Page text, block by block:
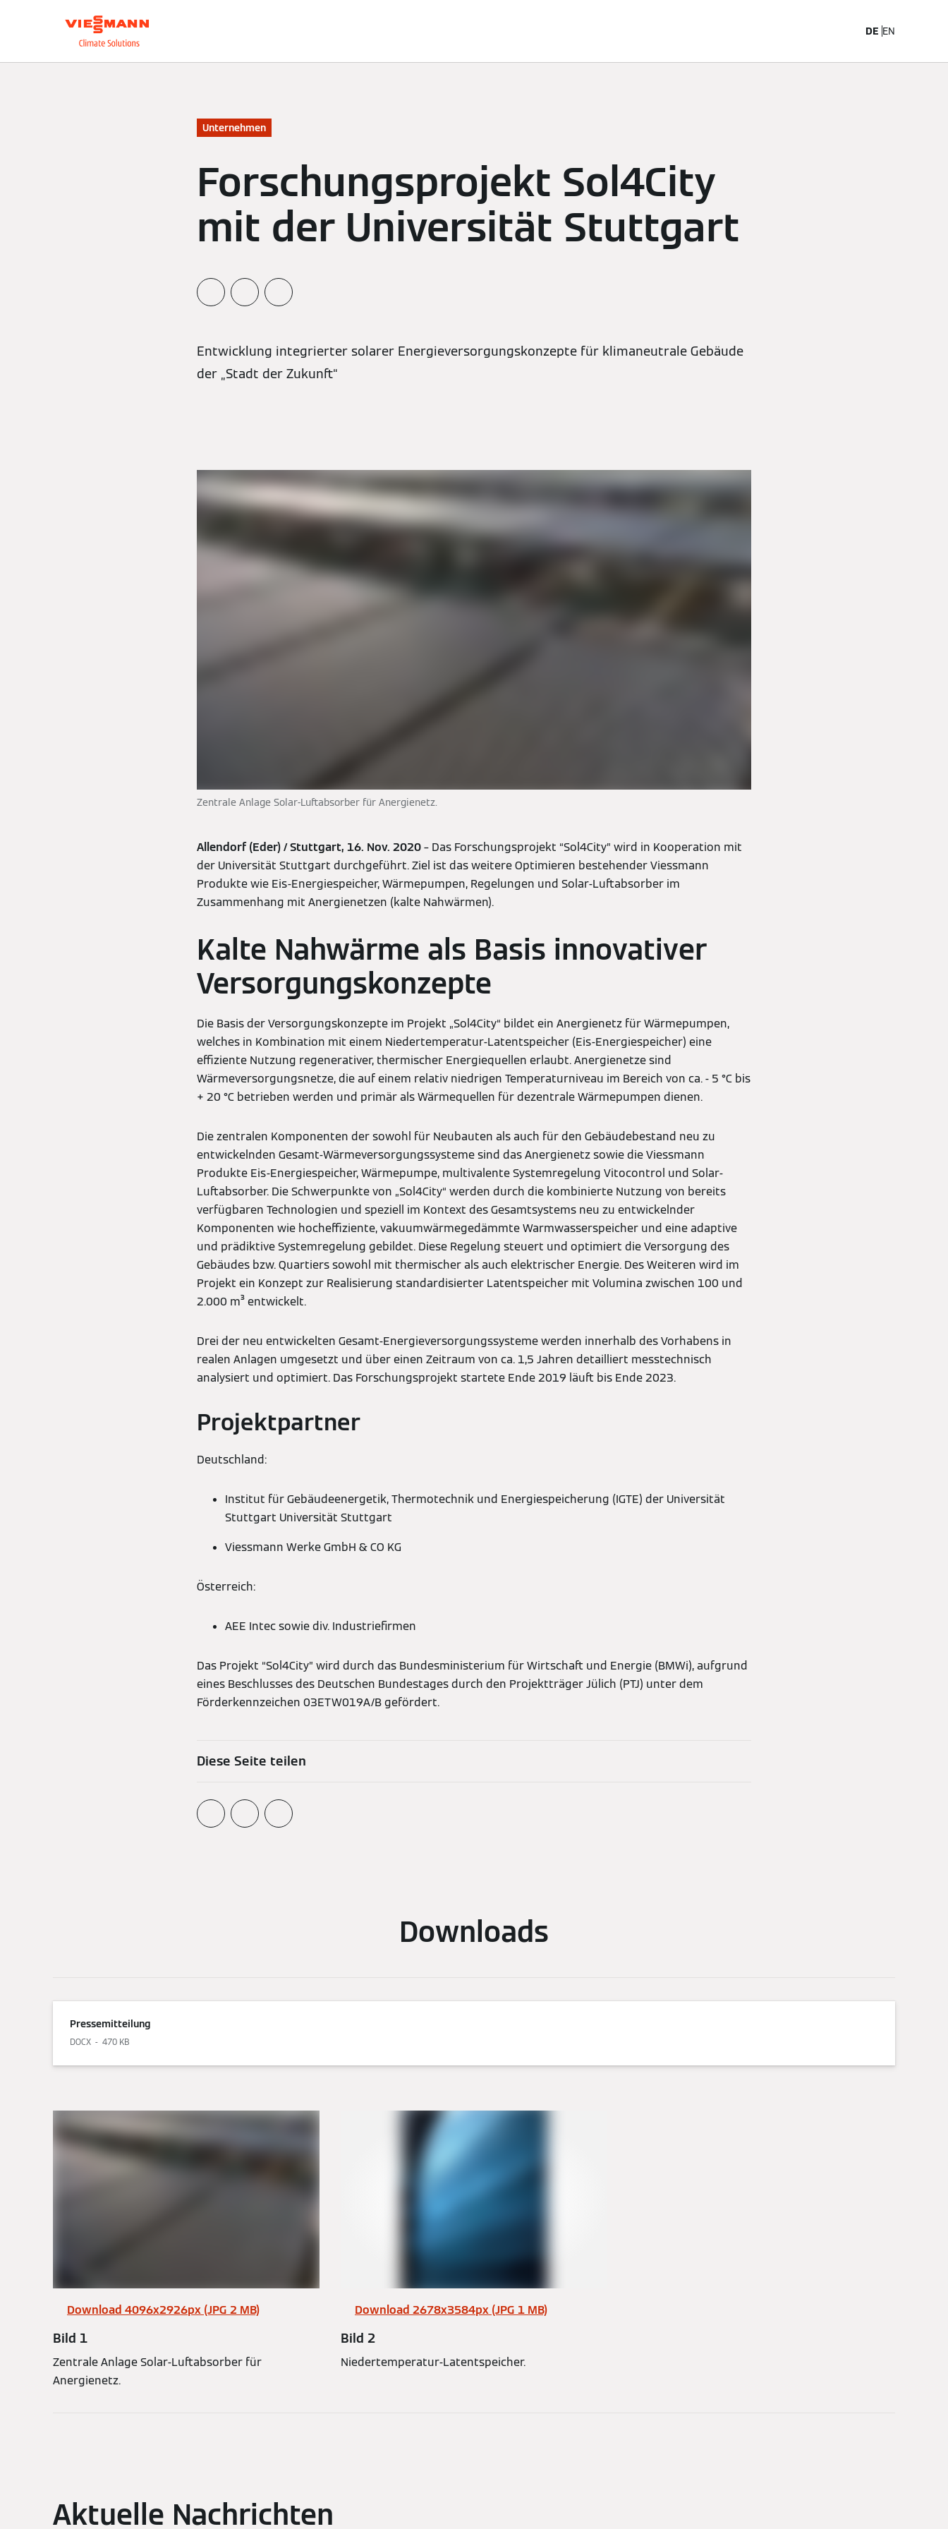
DE EN
Unternehmen
Forschungsprojekt Sol4City
mit der Universität Stuttgart
Entwicklung integrierter solarer Energieversorgungskonzepte für klimaneutrale Gebäude
der „Stadt der Zukunft“
Zentrale Anlage Solar-Luftabsorber für Anergienetz.
Allendorf (Eder) / Stuttgart, 16. Nov. 2020– Das Forschungsprojekt “Sol4City” wird in Kooperation mit
der Universität Stuttgart durchgeführt. Ziel ist das weitere Optimieren bestehender Viessmann
Produkte wie Eis-Energiespeicher, Wärmepumpen, Regelungen und Solar-Luftabsorber im
Zusammenhang mit Anergienetzen (kalte Nahwärmen).
Kalte Nahwärme als Basis innovativer
Versorgungskonzepte
Die Basis der Versorgungskonzepte im Projekt „Sol4City“ bildet ein Anergienetz für Wärmepumpen,
welches in Kombination mit einem Niedertemperatur-Latentspeicher (Eis-Energiespeicher) eine
effiziente Nutzung regenerativer, thermischer Energiequellen erlaubt. Anergienetze sind
Wärmeversorgungsnetze, die auf einem relativ niedrigen Temperaturniveau im Bereich von ca. - 5 °C bis
+ 20 °C betrieben werden und primär als Wärmequellen für dezentrale Wärmepumpen dienen.
Die zentralen Komponenten der sowohl für Neubauten als auch für den Gebäudebestand neu zu
entwickelnden Gesamt-Wärmeversorgungssysteme sind das Anergienetz sowie die Viessmann
Produkte Eis-Energiespeicher, Wärmepumpe, multivalente Systemregelung Vitocontrol und Solar-
Luftabsorber. Die Schwerpunkte von „Sol4City“ werden durch die kombinierte Nutzung von bereits
verfügbaren Technologien und speziell im Kontext des Gesamtsystems neu zu entwickelnder
Komponenten wie hocheffiziente, vakuumwärmegedämmte Warmwasserspeicher und eine adaptive
und prädiktive Systemregelung gebildet. Diese Regelung steuert und optimiert die Versorgung des
Gebäudes bzw. Quartiers sowohl mit thermischer als auch elektrischer Energie. Des Weiteren wird im
Projekt ein Konzept zur Realisierung standardisierter Latentspeicher mit Volumina zwischen 100 und
2.000 m³ entwickelt.
Drei der neu entwickelten Gesamt-Energieversorgungssysteme werden innerhalb des Vorhabens in
realen Anlagen umgesetzt und über einen Zeitraum von ca. 1,5 Jahren detailliert messtechnisch
analysiert und optimiert. Das Forschungsprojekt startete Ende 2019 läuft bis Ende 2023.
Projektpartner
Deutschland:
Institut für Gebäudeenergetik, Thermotechnik und Energiespeicherung (IGTE) der Universität
Stuttgart Universität Stuttgart
Viessmann Werke GmbH & CO KG
Österreich:
AEE Intec sowie div. Industriefirmen
Das Projekt “Sol4City” wird durch das Bundesministerium für Wirtschaft und Energie (BMWi), aufgrund
eines Beschlusses des Deutschen Bundestages durch den Projektträger Jülich (PTJ) unter dem
Förderkennzeichen 03ETW019A/B gefördert.
Diese Seite teilen
Downloads
Pressemitteilung
DOCX 470 KB
Download 4096x2926px (JPG 2 MB)
Bild 1
Zentrale Anlage Solar-Luftabsorber für
Anergienetz.
Download 2678x3584px (JPG 1 MB)
Bild 2
Niedertemperatur-Latentspeicher.
Aktuelle Nachrichten